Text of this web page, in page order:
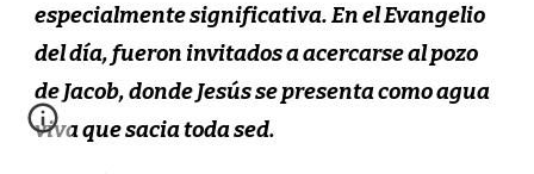
especialmente significativa.En el Evangelio
del día, fueron invitados a acercarse al pozo
de Jacob, donde Jesús se presenta como agua
viva que sacia toda sed.